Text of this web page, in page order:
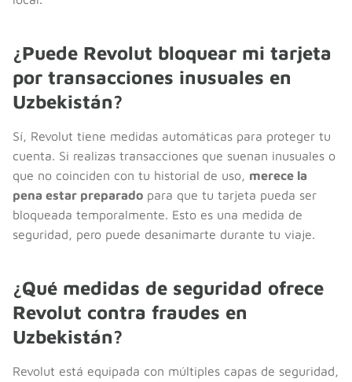
¿Puede Revolut bloquear mi tarjeta
por transacciones inusuales en
Uzbekistán?
Sí, Revolut tiene medidas automáticas para proteger tu
cuenta. Si realizas transacciones que suenan inusuales o
que no coinciden con tu historial de uso, merece la
pena estar preparado para que tu tarjeta pueda ser
bloqueada temporalmente. Esto es una medida de
seguridad, pero puede desanimarte durante tu viaje.
¿Qué medidas de seguridad ofrece
Revolut contra fraudes en
Uzbekistán?
Revolut está equipada con múltiples capas de seguridad,